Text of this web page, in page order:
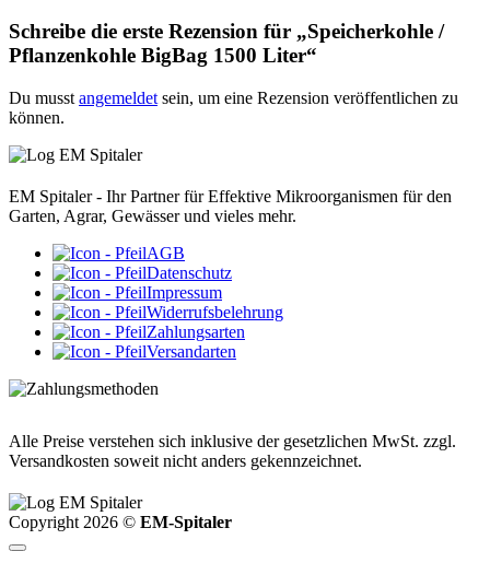
Schreibe die erste Rezension für „Speicherkohle /
Pflanzenkohle BigBag 1500 Liter“
Du musst angemeldet sein, um eine Rezension veröffentlichen zu
können.
EM Spitaler - Ihr Partner für Effektive Mikroorganismen für den
Garten, Agrar, Gewässer und vieles mehr.
AGB
Datenschutz
Impressum
Widerrufsbelehrung
Zahlungsarten
Versandarten
Alle Preise verstehen sich inklusive der gesetzlichen MwSt. zzgl.
Versandkosten soweit nicht anders gekennzeichnet.
Copyright 2026 © EM-Spitaler